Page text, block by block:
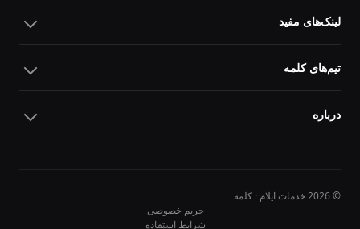
لینک‌های مفید
تیم‌های کلمه
درباره
© 2026 خدمات ایلام · کلمه
حریم خصوصی
شرایط استفاده